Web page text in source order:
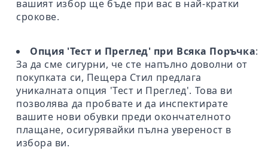
вашият избор ще бъде при вас в най-кратки
срокове.
Опция 'Тест и Преглед' при Всяка Поръчка:
За да сме сигурни, че сте напълно доволни от
покупката си, Пещера Стил предлага
уникалната опция 'Тест и Преглед'. Това ви
позволява да пробвате и да инспектирате
вашите нови обувки преди окончателното
плащане, осигурявайки пълна увереност в
избора ви.